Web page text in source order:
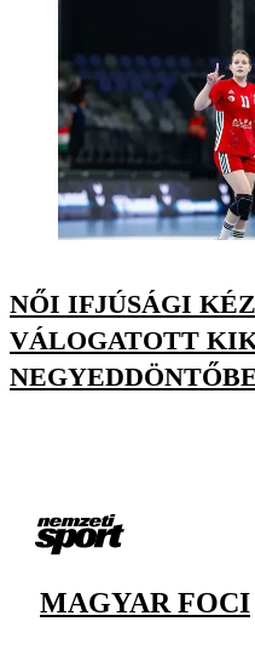
NŐI IFJÚSÁGI
VÁLOGATOTT
MAGYAR FOCI